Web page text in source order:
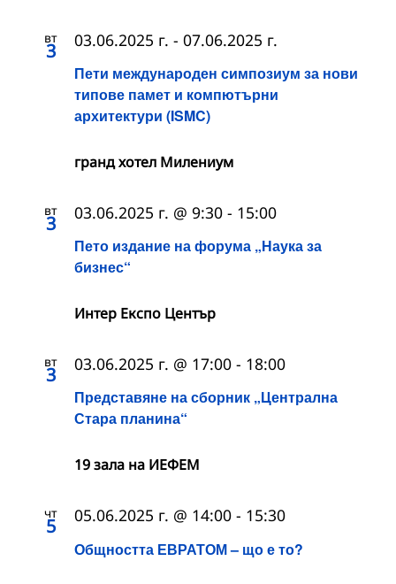
вт
3
Пети международен симпозиум за нови
типове памет и компютърни
архитектури (ISMC)
03.06.2025 г. - 07.06.2025 г.
гранд хотел Милениум
вт
3
Пето издание на форума „Наука за
бизнес“
03.06.2025 г. @ 9:30 - 15:00
Интер Експо Център
вт
3
Представяне на сборник „Централна
Стара планина“
03.06.2025 г. @ 17:00 - 18:00
19 зала на ИЕФЕМ
чт
5
Общността ЕВРАТОМ – що е то?
05.06.2025 г. @ 14:00 - 15:30